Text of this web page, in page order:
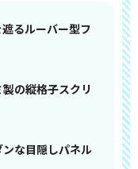
るルーバー型フ
の縦格子スクリ
な目隠しパネル